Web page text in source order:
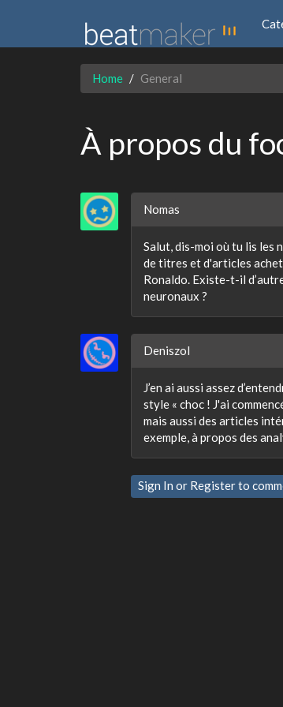
Home General
À propos du
Nomas
Salut, dis-moi où tu lis les
de titres et d'articles
Ronaldo. Existe-t-il
neuronaux ?
Deniszol
J’en ai aussi assez
style « choc ! J'ai
mais aussi des articles
exemple, à propos des
Sign In or Registerto